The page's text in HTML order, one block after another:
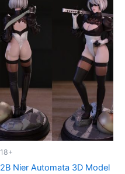
18+
2B Nier Automata 3D Model